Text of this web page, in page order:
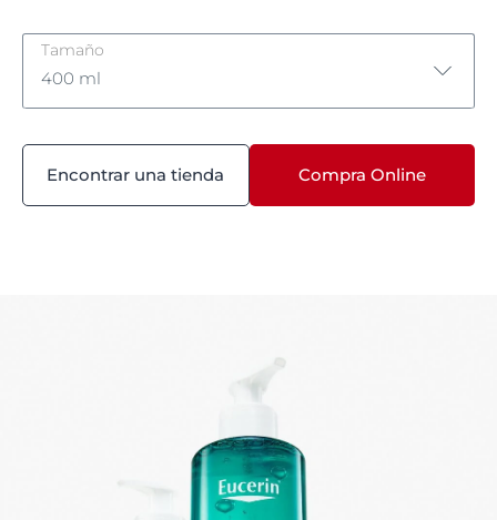
Tamaño
400 ml
400 ml
Encontrar una tienda Compra Online